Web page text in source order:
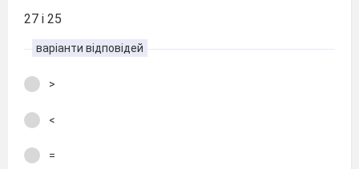
27 і 25
варіанти відповідей
>
<
=